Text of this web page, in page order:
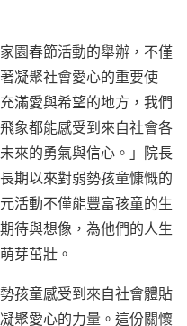
園春節活動的舉辦，不僅
凝聚社會愛心的重要使
滿愛與希望的地方，我們
象都能感受到來自社會各
來的勇氣與信心。」院長
期以來對弱勢孩童慷慨的
活動不僅能豐富孩童的生
待與想像，為他們的人生
芽茁壯。
孩童感受到來自社會體貼
聚愛心的力量。這份關懷